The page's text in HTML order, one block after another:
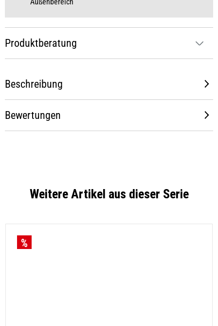
Produktberatung
Beschreibung
Bewertungen
Weitere Artikel aus dieser Serie